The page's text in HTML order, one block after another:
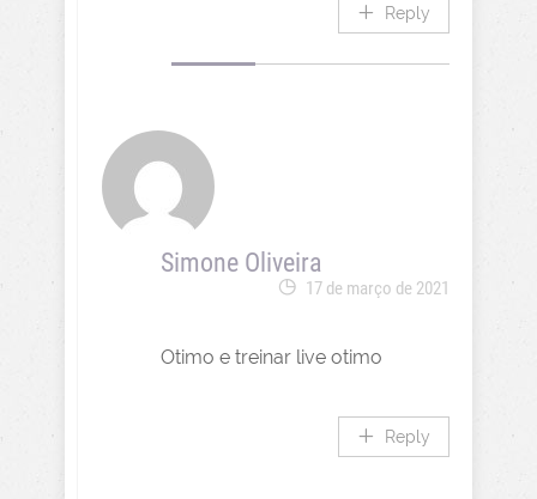
Reply
Simone Oliveira
17 de março de 2021
Otimo e treinar live otimo
Reply